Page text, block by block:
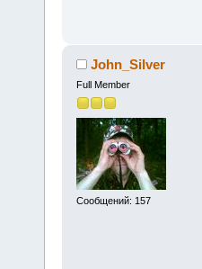
John_Silver
Full Member
Сообщений: 157